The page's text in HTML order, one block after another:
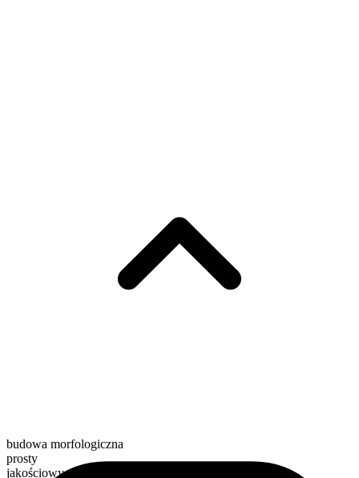
budowa morfologiczna
prosty
jakościowy